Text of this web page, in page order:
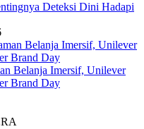
Deteksi Dini Hadapi
Belanja Imersif, Unilever
Brand Day